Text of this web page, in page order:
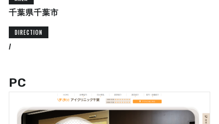
千葉県千葉市
DIRECTION
/
PC